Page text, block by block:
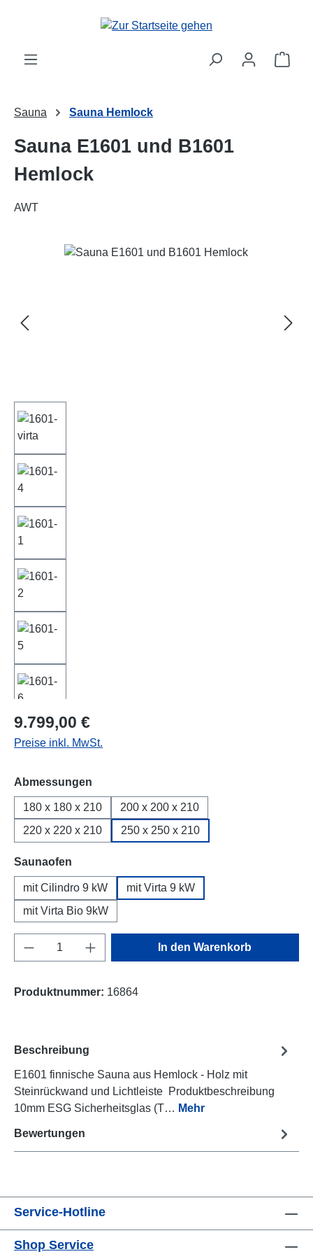
Zum Hauptinhalt springen
Sauna Sauna Hemlock
Sauna E1601 und B1601
Hemlock
AWT
Bildergalerie überspringen
Regulärer Preis:
9.799,00 €
Preise inkl. MwSt.
Abmessungen
180 x 180 x 210
200 x 200 x 210
220 x 220 x 210
250 x 250 x 210
Saunaofen
mit Cilindro 9 kW
mit Virta 9 kW
mit Virta Bio 9kW
Produkt Anzahl: Gib den gewünschten
In den Warenkorb
Produktnummer: 16864
Beschreibung
E1601 finnische Sauna aus Hemlock - Holz mit
Steinrückwand und Lichtleiste Produktbeschreibung
10mm ESG Sicherheitsglas (T… Mehr
Bewertungen
Service-Hotline
Shop Service